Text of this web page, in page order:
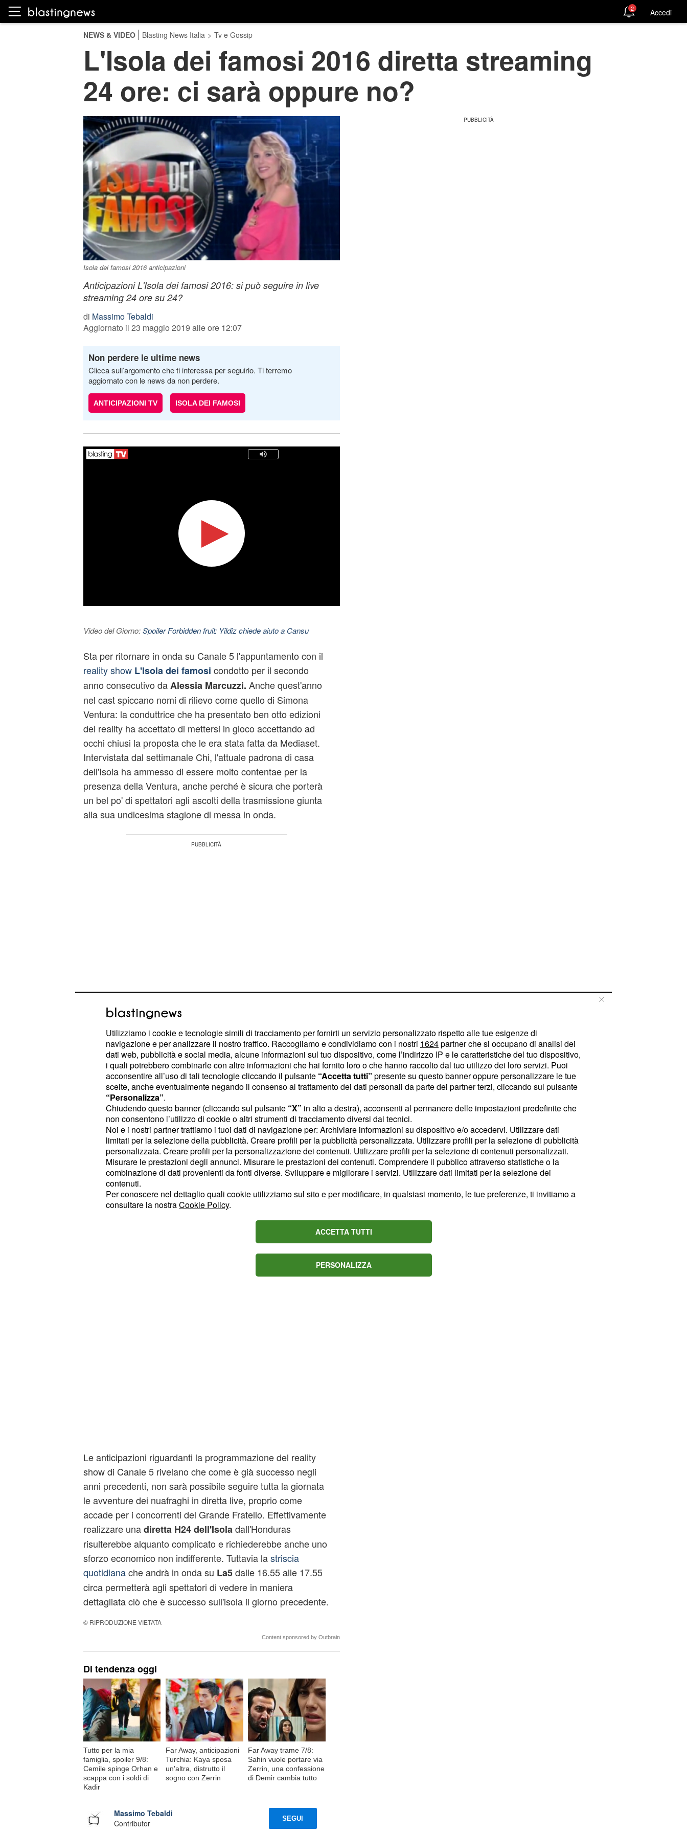
2 Accedi
NEWS & VIDEO Blasting News Italia > Tv e Gossip
L'Isola dei famosi 2016 diretta streaming
24 ore: ci sarà oppure no?
Isola dei famosi 2016 anticipazioni
Anticipazioni L'Isola dei famosi 2016: si può seguire in live
streaming 24 ore su 24?
di Massimo Tebaldi
Aggiornato il 23 maggio 2019 alle ore 12:07
Non perdere le ultime news
Clicca sull’argomento che ti interessa per seguirlo. Ti terremo
aggiornato con le news da non perdere.
ANTICIPAZIONI TV ISOLA DEI FAMOSI
Video del Giorno:Spoiler Forbidden fruit: Yildiz chiede aiuto a Cansu
Sta per ritornare in onda su Canale 5 l'appuntamento con il
reality show L'Isola dei famosi condotto per il secondo
anno consecutivo daAlessia Marcuzzi. Anche quest'anno
nel cast spiccano nomi di rilievo come quello di Simona
Ventura: la conduttrice che ha presentato ben otto edizioni
del reality ha accettato di mettersi in gioco accettando ad
occhi chiusi la proposta che le era stata fatta da Mediaset.
Intervistata dal settimanale Chi, l'attuale padrona di casa
dell'Isola ha ammesso di essere molto contentae per la
presenza della Ventura, anche perché è sicura che porterà
un bel po' di spettatori agli ascolti della trasmissione giunta
alla sua undicesima stagione di messa in onda.
Daytime Isola dei famosi 2016: ecco
dove seguirlo
Le anticipazioni riguardanti l'appuntamento serale con
Isola dei famosi2016 rivelano che la prima puntata andrà
in onda il prossimo mercoledì 9 marzo su Canale 5, poi dalla
seconda settimana in poi l'appuntamento si sposterà al
lunedì sera (quindi a partire dal 14 marzo). Per quanto
riguarda, invece, gliappuntamenti in daytime con il reality, vi
segnaliamo che ogni giorno andrà in onda una striscia su
Italiaunoalle 13 e alle 17.55 circa e poi un'altra è prevista
su La5 alle 16.55 e un'altra ancora su Canale 5 alle 16.10
Diretta Isola dei famosi 24 ore su 24:
L'Isola dei famosi 2016 in diretta
Le anticipazioni riguardanti la programmazione del reality
show di Canale 5 rivelano che come è già successo negli
anni precedenti, non sarà possibile seguire tutta la giornata
le avventure dei nuafraghi in diretta live, proprio come
accade per i concorrenti del Grande Fratello. Effettivamente
realizzare unadiretta H24 dell'Isola dall'Honduras
risulterebbe alquanto complicato e richiederebbe anche uno
sforzo economico non indifferente. Tuttavia lastriscia
quotidianache andrà in onda su La5dalle 16.55 alle 17.55
circa permetterà agli spettatori di vedere in maniera
dettagliata ciò che è successo sull'isola il giorno precedente.
© RIPRODUZIONE VIETATA
Content sponsored by Outbrain
Di tendenza oggi
Tutto per la mia
famiglia, spoiler 9/8:
Cemile spinge Orhan e
scappa con i soldi di
Kadir
Far Away, anticipazioni
Turchia: Kaya sposa
un'altra, distrutto il
sogno con Zerrin
Far Away trame 7/8:
Sahin vuole portare via
Zerrin, una confessione
di Demir cambia tutto
Massimo Tebaldi
Contributor
SEGUI
Utilizziamo i cookie e tecnologie simili di tracciamento per fornirti un servizio personalizzato rispetto alle tue esigenze di
navigazione e per analizzare il nostro traffico. Raccogliamo e condividiamo con i nostri 1624partner che si occupano di analisi dei
dati web, pubblicità e social media, alcune informazioni sul tuo dispositivo, come l’indirizzo IP e le caratteristiche del tuo dispositivo,
i quali potrebbero combinarle con altre informazioni che hai fornito loro o che hanno raccolto dal tuo utilizzo dei loro servizi. Puoi
acconsentire all’uso di tali tecnologie cliccando il pulsante “Accetta tutti” presente su questo banner oppure personalizzare le tue
scelte, anche eventualmente negando il consenso al trattamento dei dati personali da parte dei partner terzi, cliccando sul pulsante
“Personalizza”.
Chiudendo questo banner (cliccando sul pulsante “X” in alto a destra), acconsenti al permanere delle impostazioni predefinite che
non consentono l’utilizzo di cookie o altri strumenti di tracciamento diversi dai tecnici.
Noi e i nostri partner trattiamo i tuoi dati di navigazione per: Archiviare informazioni su dispositivo e/o accedervi. Utilizzare dati
limitati per la selezione della pubblicità. Creare profili per la pubblicità personalizzata. Utilizzare profili per la selezione di pubblicità
personalizzata. Creare profili per la personalizzazione dei contenuti. Utilizzare profili per la selezione di contenuti personalizzati.
Misurare le prestazioni degli annunci. Misurare le prestazioni dei contenuti. Comprendere il pubblico attraverso statistiche o la
combinazione di dati provenienti da fonti diverse. Sviluppare e migliorare i servizi. Utilizzare dati limitati per la selezione dei
contenuti.
Per conoscere nel dettaglio quali cookie utilizziamo sul sito e per modificare, in qualsiasi momento, le tue preferenze, ti invitiamo a
consultare la nostraCookie Policy.
ACCETTA TUTTI
PERSONALIZZA